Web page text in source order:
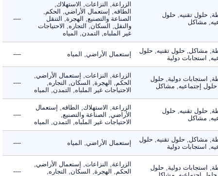
حلول تقنيه, حلول
مشاكل
الزراعة, النزاعات, الاستهلاك,
الطاقه, إستعمال الأراضي, الحكم,
الصناعة والتصنيع, الهجرة, التنقل
والنقل, السكان, التجاره, الاحتياجات
غير الملباه, التمدن, المياه
----
مشاكل, حلول تقنيه, حلول
استجابات دولية
إستعمال الأراضي, المياه ----
استجابات دولية, حلول
إجتماعيه, مشاكل
الزراعة, النزاعات, إستعمال الأراضي,
الحكم, الهجرة, السكان, التجاره,
الاحتياجات غير الملباه, التمدن, المياه
----
حلول تقنيه, حلول
مشاكل
الزراعة, الاستهلاك, الطاقه, إستعمال
الأراضي, الصناعة والتصنيع,
الاحتياجات غير الملباه, التمدن, المياه
----
مشاكل, حلول تقنيه, حلول
استجابات دولية
إستعمال الأراضي, المياه ----
استجابات دولية, حلول
الزراعة, النزاعات, إستعمال الأراضي,
الحكم, الهجرة, السكان, التجاره,
----